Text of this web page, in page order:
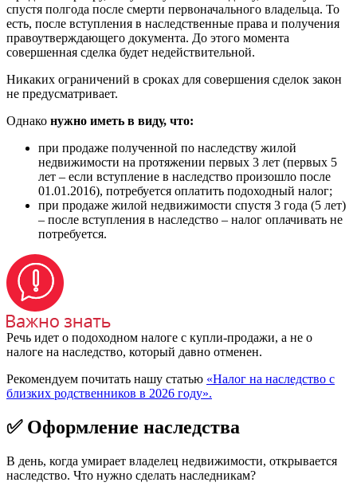
спустя полгода после смерти первоначального владельца. То
есть, после вступления в наследственные права и получения
правоутверждающего документа. До этого момента
совершенная сделка будет недействительной.
Никаких ограничений в сроках для совершения сделок закон
не предусматривает.
Однако нужно иметь в виду, что:
при продаже полученной по наследству жилой
недвижимости на протяжении первых 3 лет (первых 5
лет – если вступление в наследство произошло после
01.01.2016), потребуется оплатить подоходный налог;
при продаже жилой недвижимости спустя 3 года (5 лет)
– после вступления в наследство – налог оплачивать не
потребуется.
Речь идет о подоходном налоге с купли-продажи, а не о
налоге на наследство, который давно отменен.
Рекомендуем почитать нашу статью «Налог на наследство с
близких родственников в 2026 году».
✅ Оформление наследства
В день, когда умирает владелец недвижимости, открывается
наследство. Что нужно сделать наследникам?